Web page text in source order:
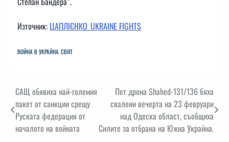
Източник: ЦАПЛІЄНКО_UKRAINE FIGHTS
ВОЙНА В УКРАЙНА СВЯТ
Навигация
САЩ обявиха най-големия
пакет от санкции срещу
Руската федерация от
началото на войната
Пет дрона Shahed-131/136 бяха
свалени вечерта на 23 февруари
над Одеска област, съобщиха
Силите за отбрана на Южна Украйна.